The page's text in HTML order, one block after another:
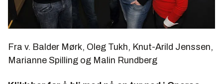
Fra v. Balder Mørk, Oleg Tukh, Knut-Arild Jenssen,
Marianne Spilling og Malin Rundberg